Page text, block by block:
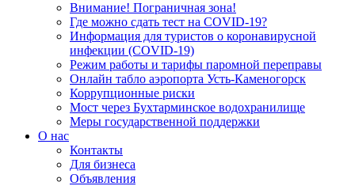
Внимание! Пограничная зона!
Где можно сдать тест на COVID-19?
Информация для туристов о коронавирусной
инфекции (COVID-19)
Режим работы и тарифы паромной переправы
Онлайн табло аэропорта Усть-Каменогорск
Коррупционные риски
Мост через Бухтарминское водохранилище
Меры государственной поддержки
О нас
Контакты
Для бизнеса
Объявления